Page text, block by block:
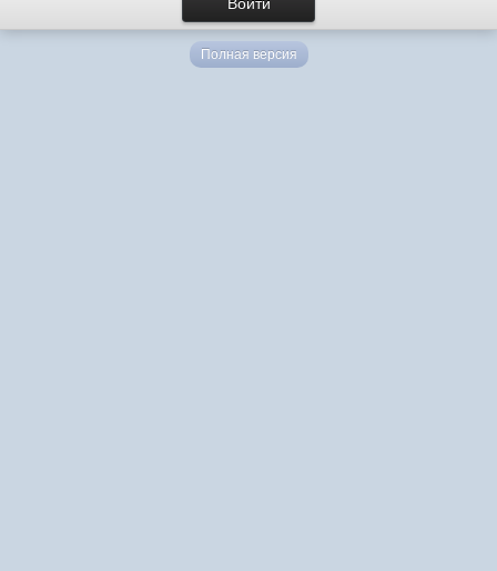
Полная версия